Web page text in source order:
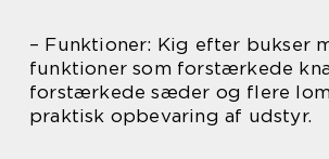
– Funktioner: Kig efter bukser
funktioner som forstærkede
forstærkede sæder og flere
praktisk opbevaring af udstyr.